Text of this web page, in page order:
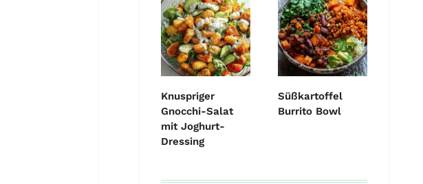
Knuspriger
Gnocchi-Salat
mit Joghurt-
Dressing
Süßkartoffel
Burrito Bowl